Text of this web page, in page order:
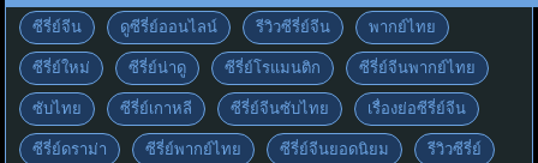
ซีรี่ย์จีน ดูซีรี่ย์ออนไลน์ รีวิวซีรี่ย์จีน พากย์ไทย
ซีรี่ย์ใหม่ ซีรี่ย์น่าดู ซีรี่ย์โรแมนติก ซีรี่ย์จีนพากย์ไทย
ซับไทย ซีรี่ย์เกาหลี ซีรี่ย์จีนซับไทย เรื่องย่อซีรี่ย์จีน
ซีรี่ย์ดราม่า ซีรี่ย์พากย์ไทย ซีรี่ย์จีนยอดนิยม รีวิวซีรี่ย์